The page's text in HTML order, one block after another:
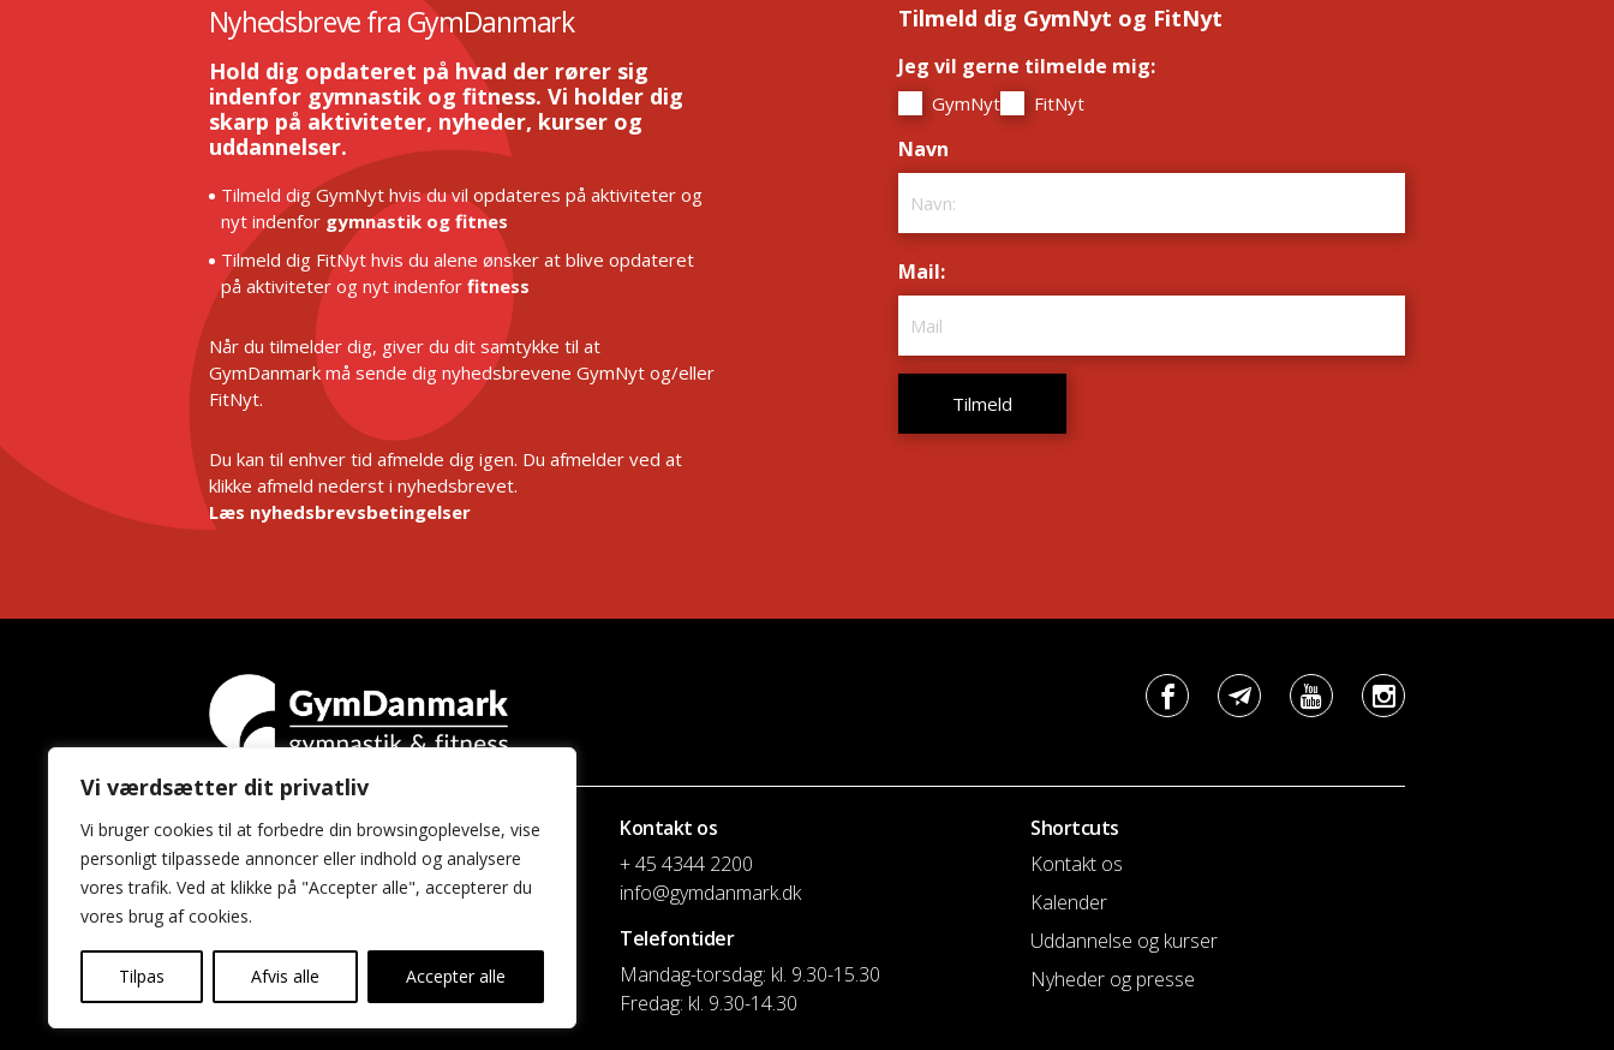
Vi værdsætter dit privatliv
Vi bruger cookies til at forbedre din browsingoplevelse, vise
personligt tilpassede annoncer eller indhold og analysere
vores trafik. Ved at klikke på "Accepter alle", accepterer du
vores brug af cookies.
Tilpas Afvis alle Accepter alle
Nyhedsbreve fra GymDanmark
Hold dig opdateret på hvad der rører sig
indenfor gymnastik og fitness. Vi holder dig
skarp på aktiviteter, nyheder, kurser og
uddannelser.
Tilmeld dig GymNyt hvis du vil opdateres på aktiviteter og
nyt indenfor gymnastik og fitnes
Tilmeld dig FitNyt hvis du alene ønsker at blive opdateret
på aktiviteter og nyt indenfor fitness
Når du tilmelder dig, giver du dit samtykke til at
GymDanmark må sende dig nyhedsbrevene GymNyt og/eller
FitNyt.
Du kan til enhver tid afmelde dig igen. Du afmelder ved at
klikke afmeld nederst i nyhedsbrevet.
Læs nyhedsbrevsbetingelser
Tilmeld dig GymNyt og FitNyt
Jeg vil gerne tilmelde mig:
GymNyt FitNyt
Navn
Mail:
GymDanmark
Idrættens Hus
Brøndby Stadion 20
2605 Brøndby
Kontakt os
+ 45 4344 2200
info@gymdanmark.dk
Telefontider
Mandag-torsdag: kl. 9.30-15.30
Fredag: kl. 9.30-14.30
Shortcuts
Kontakt os
Kalender
Uddannelse og kurser
Nyheder og presse